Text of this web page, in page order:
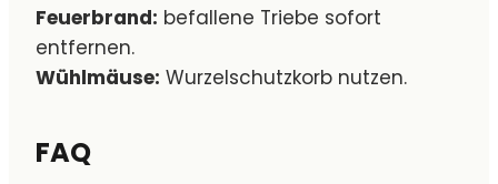
Feuerbrand: befallene Triebe sofort
entfernen.
Wühlmäuse: Wurzelschutzkorb nutzen.
FAQ